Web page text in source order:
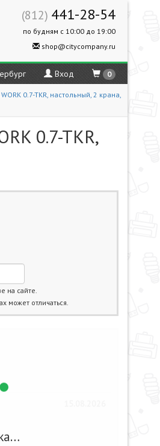
(812) 441-28-54
по будням с 10:00 до 19:00
shop@citycompany.ru
Вход 0
0.7-TKR, настольный, 2 крана,
0.7-TKR,
на сайте.
может отличаться.